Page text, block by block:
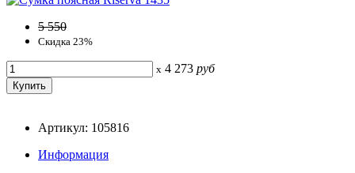
5 550
Скидка 23%
x 4 273 руб
Артикул: 105816
Информация